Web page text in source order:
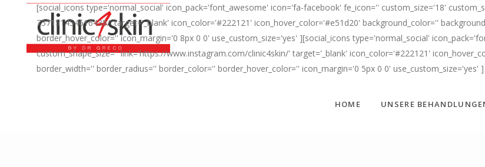
[social_icons type='normal_social' icon_pack='font_awesome' icon='fa-facebook' fe_icon='' custom_size='18'
757151454616438/' target='_blank' icon_color='#222121' icon_hover_color='#e51d20' background_color=''
border_hover_color='' icon_margin='0 8px 0 0' use_custom_size='yes' ][social_icons type='normal_social'
custom_shape_size='' link='https://www.instagram.com/clinic4skin/' target='_blank' icon_color='#222121'
border_width='' border_radius='' border_color='' border_hover_color='' icon_margin='0 5px 0 0' use_custom_size='yes' ]
HOME UNSERE